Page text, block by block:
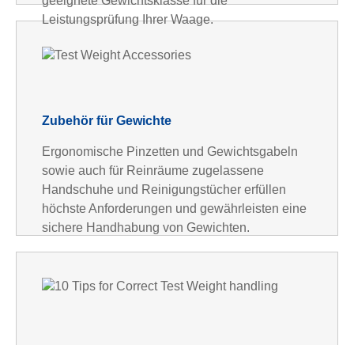
Leistungsprüfung Ihrer Waage.
Zubehör für Gewichte
Ergonomische Pinzetten und Gewichtsgabeln
sowie auch für Reinräume zugelassene
Handschuhe und Reinigungstücher erfüllen
höchste Anforderungen und gewährleisten eine
sichere Handhabung von Gewichten.